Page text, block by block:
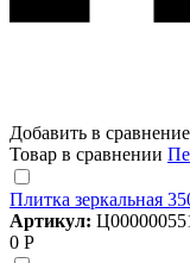
Добавить в сравнение
Товар в сравнении
Плитка зеркальная
Артикул:
0 Р